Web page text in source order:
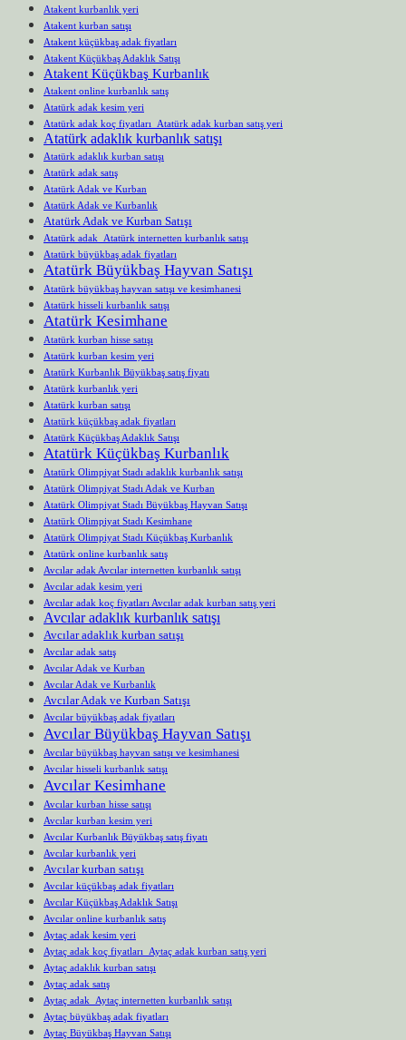
Atakent kurbanlık yeri
Atakent kurban satışı
Atakent küçükbaş adak fiyatları
Atakent Küçükbaş Adaklık Satışı
Atakent Küçükbaş Kurbanlık
Atakent online kurbanlık satış
Atatürk adak kesim yeri
Atatürk adak koç fiyatları Atatürk adak kurban satış yeri
Atatürk adaklık kurbanlık satışı
Atatürk adaklık kurban satışı
Atatürk adak satış
Atatürk Adak ve Kurban
Atatürk Adak ve Kurbanlık
Atatürk Adak ve Kurban Satışı
Atatürk adak Atatürk internetten kurbanlık satışı
Atatürk büyükbaş adak fiyatları
Atatürk Büyükbaş Hayvan Satışı
Atatürk büyükbaş hayvan satışı ve kesimhanesi
Atatürk hisseli kurbanlık satışı
Atatürk Kesimhane
Atatürk kurban hisse satışı
Atatürk kurban kesim yeri
Atatürk Kurbanlık Büyükbaş satış fiyatı
Atatürk kurbanlık yeri
Atatürk kurban satışı
Atatürk küçükbaş adak fiyatları
Atatürk Küçükbaş Adaklık Satışı
Atatürk Küçükbaş Kurbanlık
Atatürk Olimpiyat Stadı adaklık kurbanlık satışı
Atatürk Olimpiyat Stadı Adak ve Kurban
Atatürk Olimpiyat Stadı Büyükbaş Hayvan Satışı
Atatürk Olimpiyat Stadı Kesimhane
Atatürk Olimpiyat Stadı Küçükbaş Kurbanlık
Atatürk online kurbanlık satış
Avcılar adak Avcılar internetten kurbanlık satışı
Avcılar adak kesim yeri
Avcılar adak koç fiyatları Avcılar adak kurban satış yeri
Avcılar adaklık kurbanlık satışı
Avcılar adaklık kurban satışı
Avcılar adak satış
Avcılar Adak ve Kurban
Avcılar Adak ve Kurbanlık
Avcılar Adak ve Kurban Satışı
Avcılar büyükbaş adak fiyatları
Avcılar Büyükbaş Hayvan Satışı
Avcılar büyükbaş hayvan satışı ve kesimhanesi
Avcılar hisseli kurbanlık satışı
Avcılar Kesimhane
Avcılar kurban hisse satışı
Avcılar kurban kesim yeri
Avcılar Kurbanlık Büyükbaş satış fiyatı
Avcılar kurbanlık yeri
Avcılar kurban satışı
Avcılar küçükbaş adak fiyatları
Avcılar Küçükbaş Adaklık Satışı
Avcılar online kurbanlık satış
Aytaç adak kesim yeri
Aytaç adak koç fiyatları Aytaç adak kurban satış yeri
Aytaç adaklık kurban satışı
Aytaç adak satış
Aytaç adak Aytaç internetten kurbanlık satışı
Aytaç büyükbaş adak fiyatları
Aytaç Büyükbaş Hayvan Satışı